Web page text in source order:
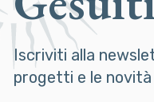
Iscriviti alla
progetti e le novità